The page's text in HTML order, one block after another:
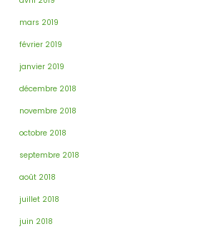
mars 2019
février 2019
janvier 2019
décembre 2018
novembre 2018
octobre 2018
septembre 2018
août 2018
juillet 2018
juin 2018